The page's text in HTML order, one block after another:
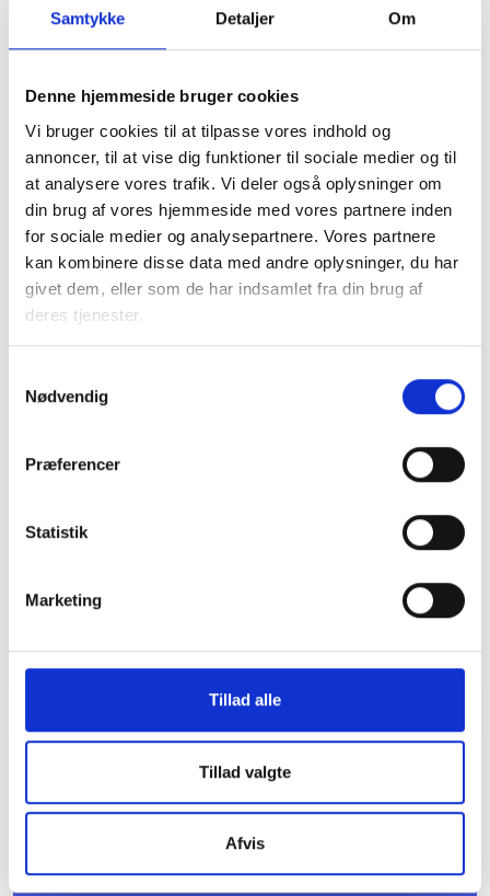
Samtykke Detaljer Om
Denne hjemmeside bruger cookies
Vi bruger cookies til at tilpasse vores indhold og
annoncer, til at vise dig funktioner til sociale medier og til
at analysere vores trafik. Vi deler også oplysninger om
din brug af vores hjemmeside med vores partnere inden
for sociale medier og analysepartnere. Vores partnere
kan kombinere disse data med andre oplysninger, du har
givet dem, eller som de har indsamlet fra din brug af
deres tjenester.
Nødvendig
Præferencer
Statistik
Marketing
Tillad alle
Tillad valgte
Afvis
(fra kl. 16-19) lørdag (kl. 9-15.30). Der deltager to
konsulenter fra BL. Boligorganisationen stiller lokaler og
Hertil kommer transportomkostninger for konsulenter
(+evt. overnatning) samt udgifter til lokaler og forplejning.
Prisen inkluderer BL’s forberedende analyse af
organisationen og de lokale forhold, afvikling af seminaret
samt skriftlig opsamling.
Forløbet kan tilpasses efter boligorganisationens ønsker.
Kontakt
SKRÆDDERSYEDE TILBUD
Introduktionsforløb for ny direktør